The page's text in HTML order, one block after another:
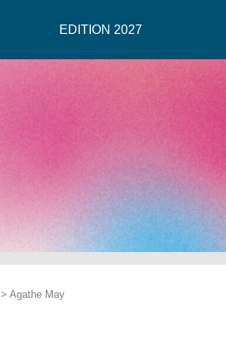
EDITION 2027
> Agathe May